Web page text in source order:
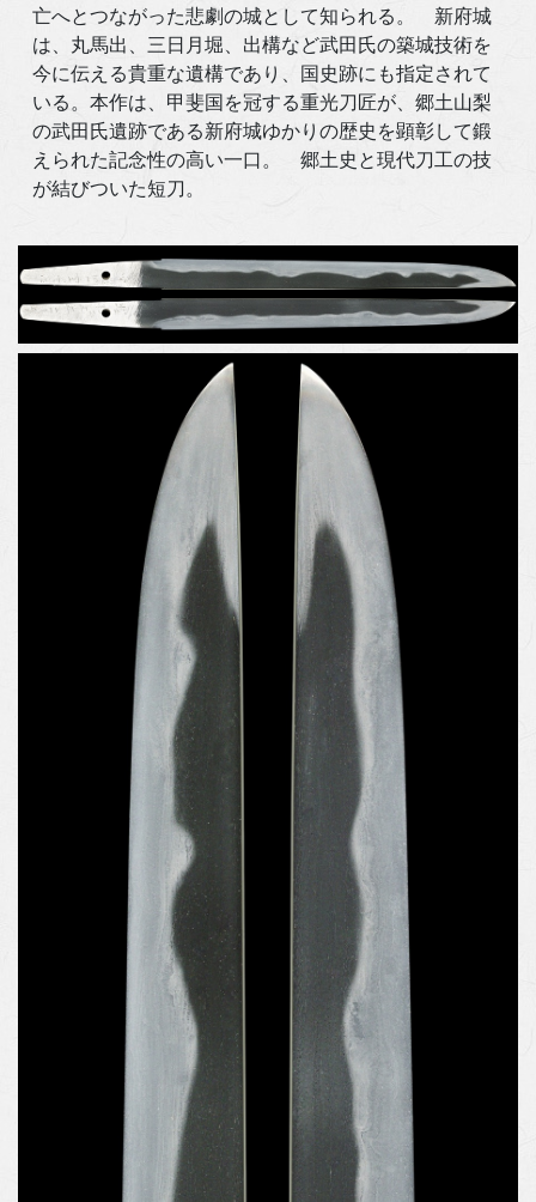
亡へとつながった悲劇の城として知られる。 新府城
は、丸馬出、三日月堀、出構など武田氏の築城技術を
今に伝える貴重な遺構であり、国史跡にも指定されて
いる。本作は、甲斐国を冠する重光刀匠が、郷土山梨
の武田氏遺跡である新府城ゆかりの歴史を顕彰して鍛
えられた記念性の高い一口。 郷土史と現代刀工の技
が結びついた短刀。